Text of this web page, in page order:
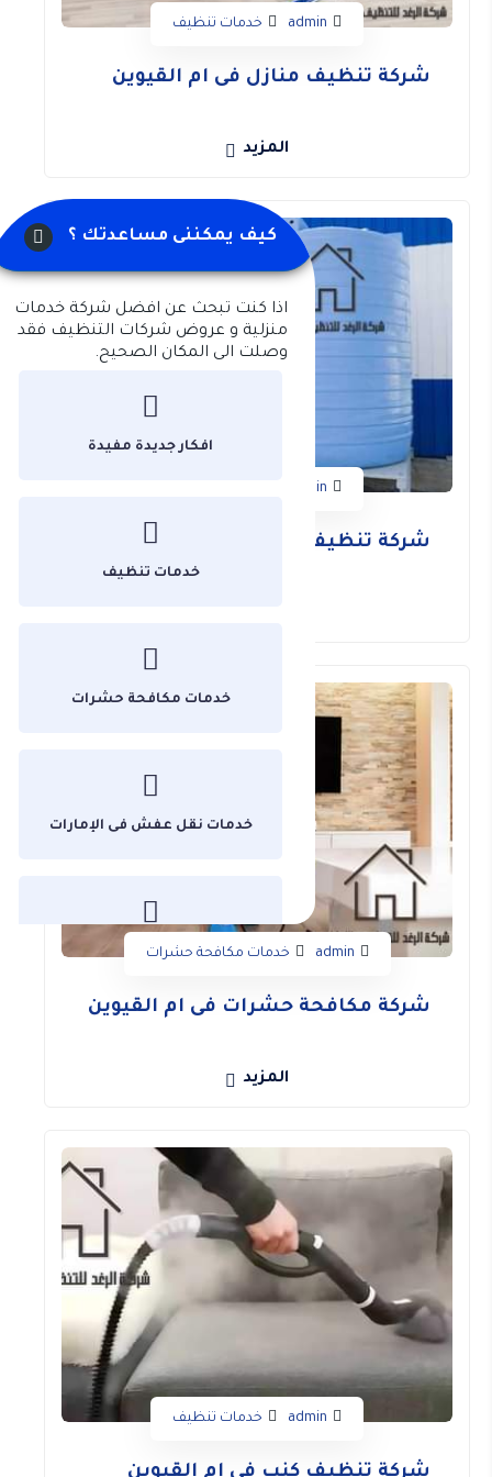
للمدينة القديمة.
متحف أم القيوين الوطني الذى يعد حصن أثرى يعود
مليون متر مربع وتبعد نحو 40 دقيقة قيادة في السيارة
عن دبي، وتتسع الحديقة لما يقرب من 10 آلاف زائر.
admin خدمات تنظيف
شركة تنظيف منازل فى ام القيوين
المزيد
admin
شركة تنظيف خزانات فى ام القيوين
admin خدمات مكافحة حشرات
شركة مكافحة حشرات فى ام القيوين
المزيد
admin خدمات تنظيف
كيف يمكننى مساعدتك ؟
اذا كنت تبحث عن افضل شركة خدمات
منزلية و عروض شركات التنظيف فقد
وصلت الى المكان الصحيح.
افكار جديدة مفيدة
خدمات تنظيف
خدمات مكافحة حشرات
خدمات نقل عفش فى الإمارات
غير مصنف